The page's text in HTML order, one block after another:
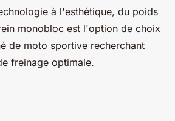
à l'esthétique, du poids
monobloc est l'option de choix
de moto sportive recherchant
freinage optimale.